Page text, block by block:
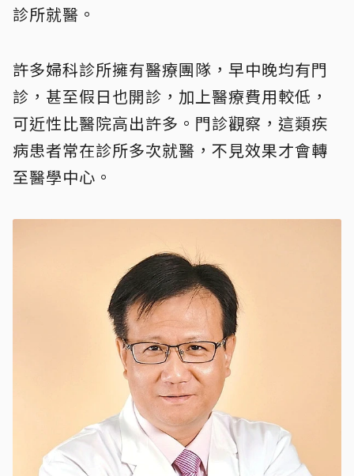
診所就醫。
許多婦科診所擁有醫療團隊，早中晚均有門
診，甚至假日也開診，加上醫療費用較低，
可近性比醫院高出許多。門診觀察，這類疾
病患者常在診所多次就醫，不見效果才會轉
至醫學中心。